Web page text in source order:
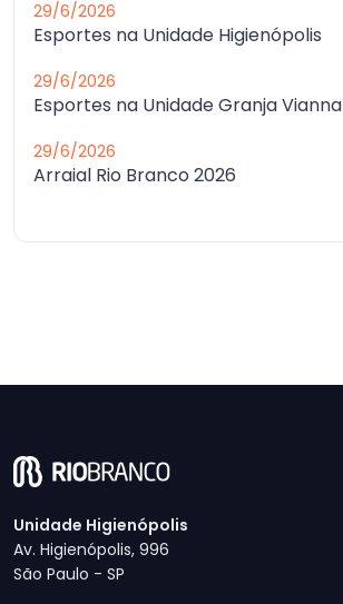
29/6/2026
Esportes na Unidade Higienópolis
29/6/2026
Esportes na Unidade Granja Vianna
29/6/2026
Arraial Rio Branco 2026
Unidade Higienópolis
Av. Higienópolis, 996
São Paulo - SP